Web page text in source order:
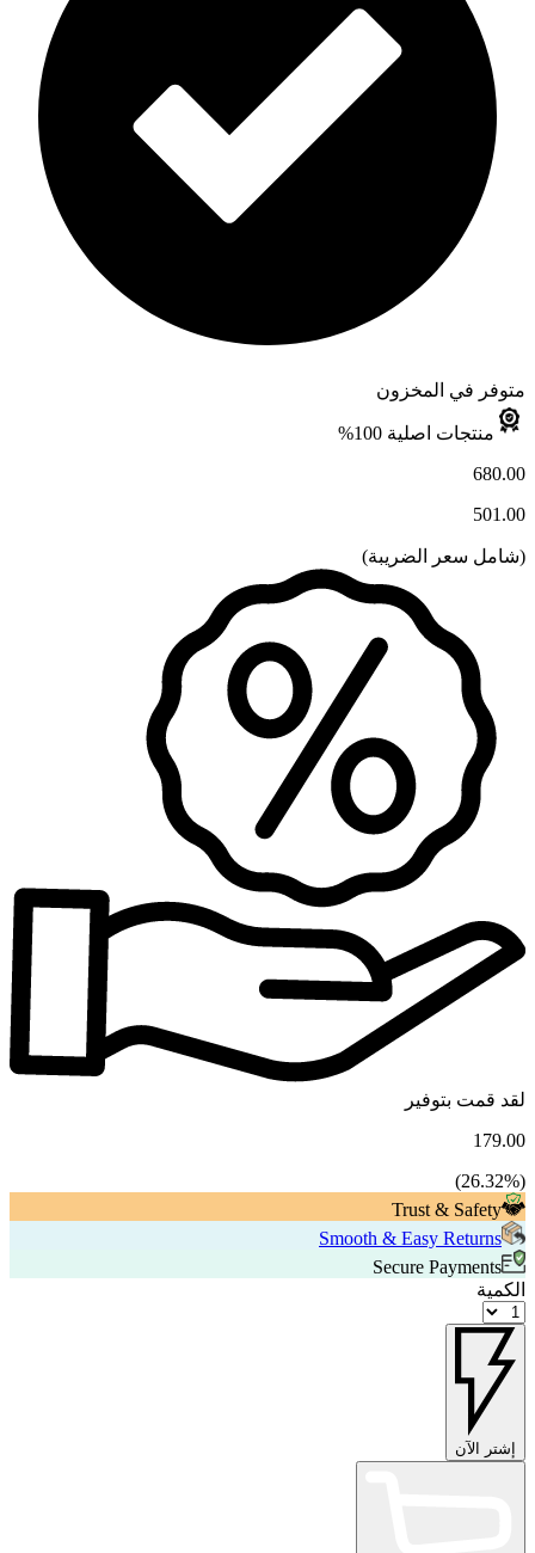
متوفر في المخزون
منتجات اصلية 100%
680.00
501.00
(شامل سعر الضريبة)
لقد قمت بتوفير
179.00
(
26.32%)
Trust & Safety
Smooth & Easy Returns
Secure Payments
الكمية
إشتر الآن